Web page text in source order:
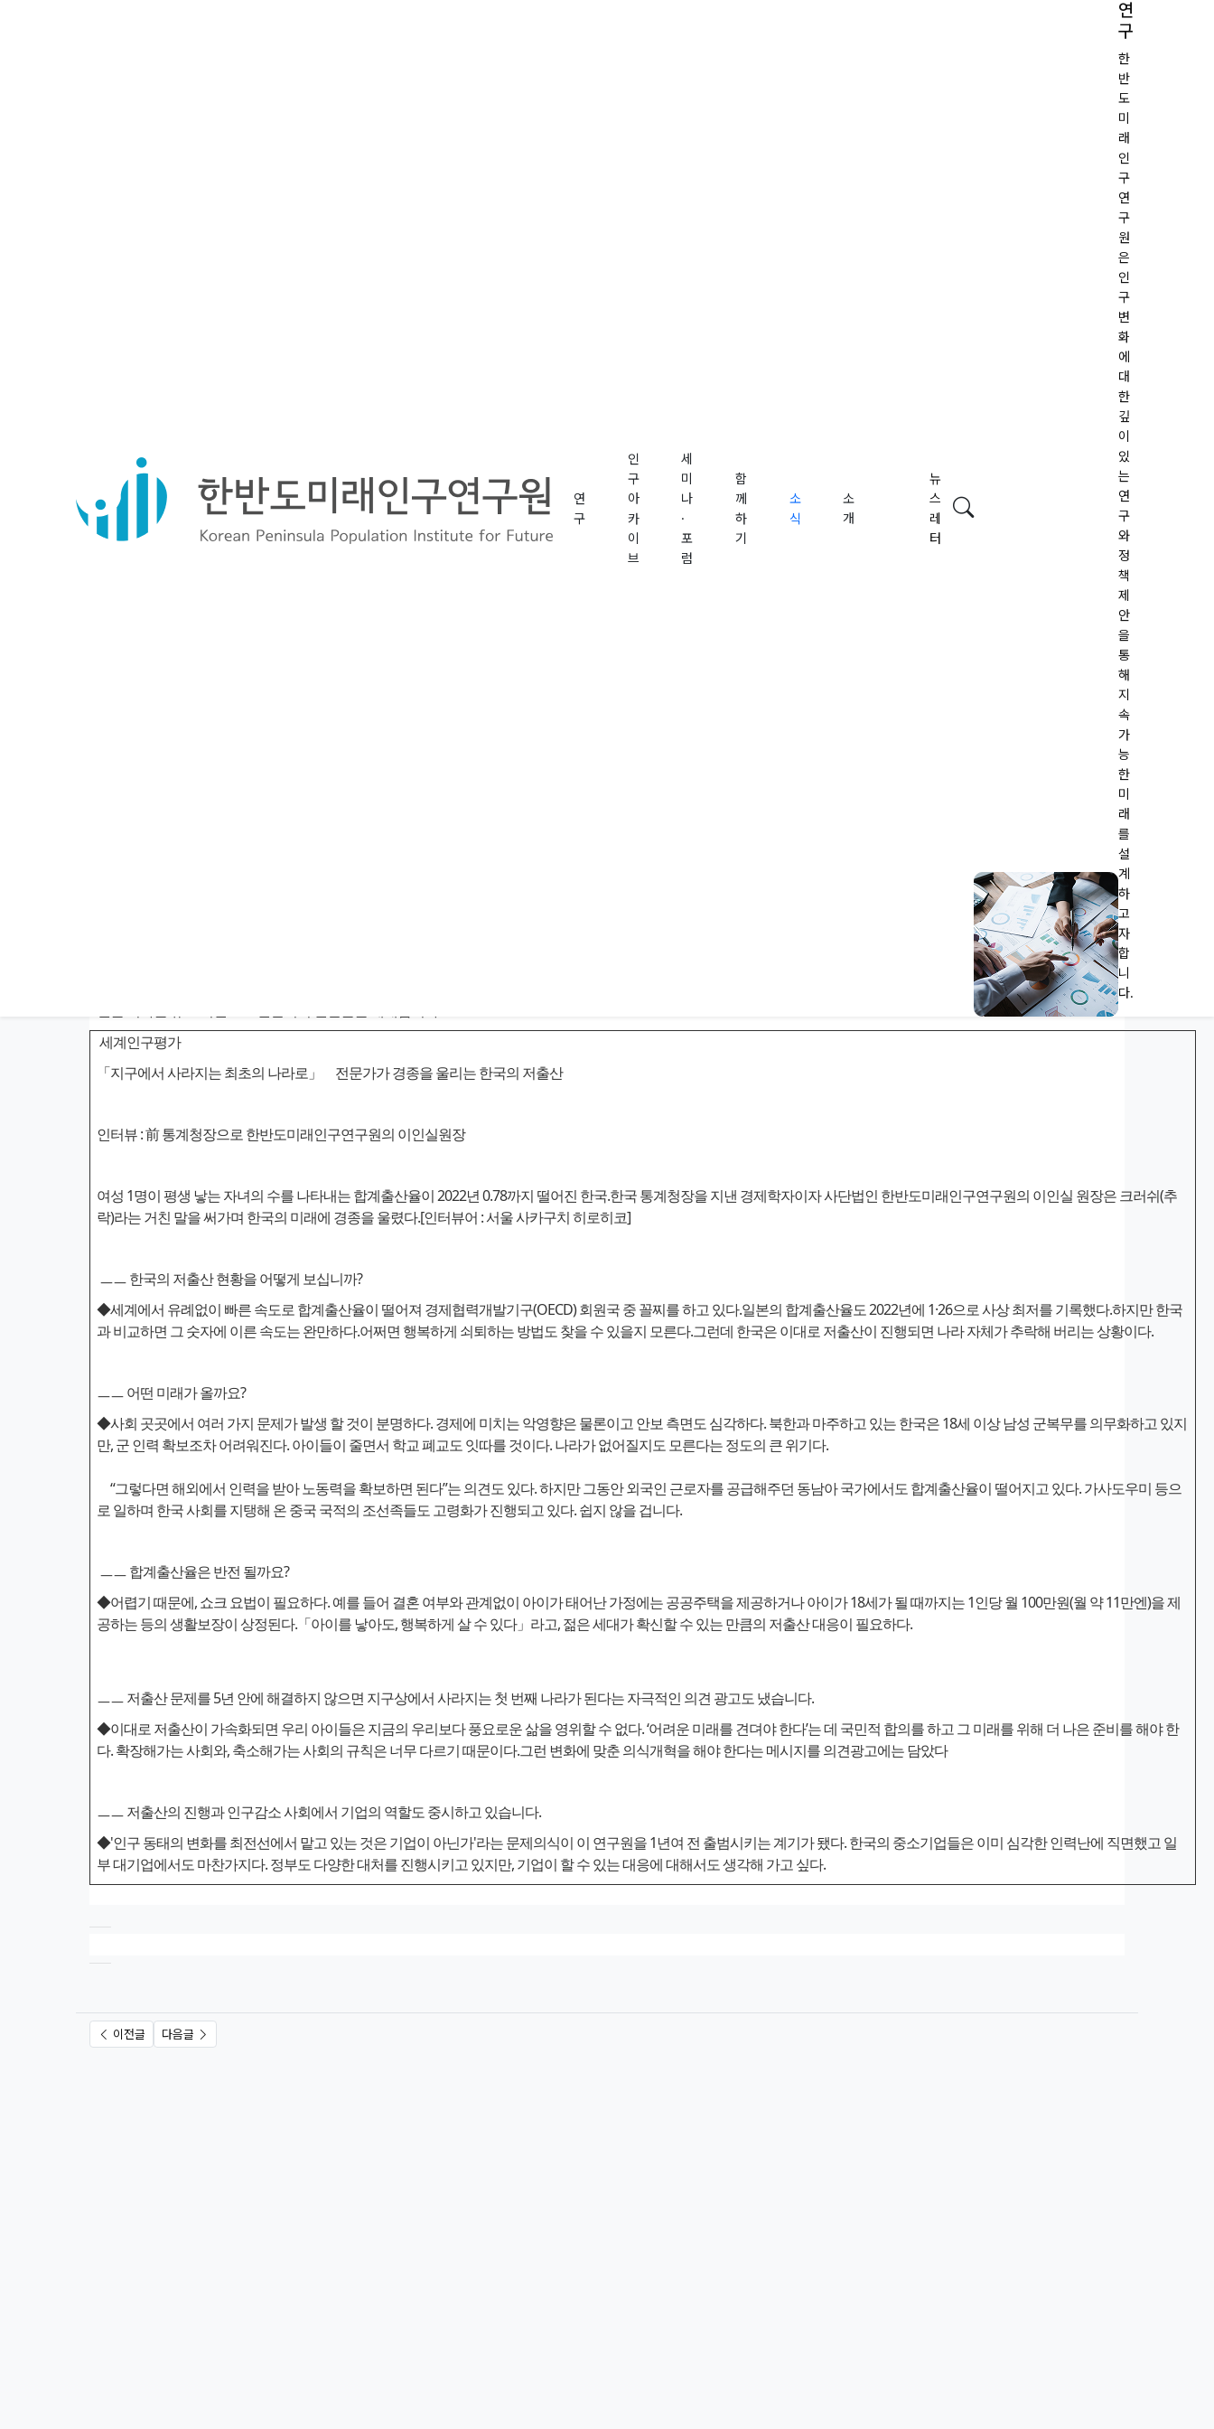
연
구
인
구
아
카
이
브
세
미
나
·
포
럼
함
께
하
기
소
식
소
개
뉴
스
레
터
연
구
한
반
도
미
래
인
구
연
구
원
은
인
구
변
화
에
대
한
깊
이
있
는
연
구
와
정
책
제
안
을
통
해
지
속
가
능
한
미
래
를
설
계
하
고
자
합
니
다.
2024.01.31
세계인구평가
「지구에서 사라지는 최초의 나라로」 전문가가 경종을 울리는 한국의 저출산
인터뷰 : 前 통계청장으로 한반도미래인구연구원의 이인실원장
여성 1명이 평생 낳는 자녀의 수를 나타내는 합계출산율이 2022년 0.78까지 떨어진 한국.한국 통계청장을 지낸 경제학자이자 사단법인 한반도미래인구연구원의 이인실 원장은 크러쉬(추
락)라는 거친 말을 써가며 한국의 미래에 경종을 울렸다.[인터뷰어 : 서울 사카구치 히로히코]
ㅡㅡ 한국의 저출산 현황을 어떻게 보십니까?
◆세계에서 유례없이 빠른 속도로 합계출산율이 떨어져 경제협력개발기구(OECD) 회원국 중 꼴찌를 하고 있다.일본의 합계출산율도 2022년에 1·26으로 사상 최저를 기록했다.하지만 한국
과 비교하면 그 숫자에 이른 속도는 완만하다.어쩌면 행복하게 쇠퇴하는 방법도 찾을 수 있을지 모른다.그런데 한국은 이대로 저출산이 진행되면 나라 자체가 추락해 버리는 상황이다.
ㅡㅡ 어떤 미래가 올까요?
◆사회 곳곳에서 여러 가지 문제가 발생 할 것이 분명하다. 경제에 미치는 악영향은 물론이고 안보 측면도 심각하다. 북한과 마주하고 있는 한국은 18세 이상 남성 군복무를 의무화하고 있지
만, 군 인력 확보조차 어려워진다. 아이들이 줄면서 학교 폐교도 잇따를 것이다. 나라가 없어질지도 모른다는 정도의 큰 위기다.
“그렇다면 해외에서 인력을 받아 노동력을 확보하면 된다”는 의견도 있다. 하지만 그동안 외국인 근로자를 공급해주던 동남아 국가에서도 합계출산율이 떨어지고 있다. 가사도우미 등으
로 일하며 한국 사회를 지탱해 온 중국 국적의 조선족들도 고령화가 진행되고 있다. 쉽지 않을 겁니다.
ㅡㅡ 합계출산율은 반전 될까요?
◆어렵기 때문에, 쇼크 요법이 필요하다. 예를 들어 결혼 여부와 관계없이 아이가 태어난 가정에는 공공주택을 제공하거나 아이가 18세가 될 때까지는 1인당 월 100만원(월 약 11만엔)을 제
공하는 등의 생활보장이 상정된다.「아이를 낳아도, 행복하게 살 수 있다」라고, 젊은 세대가 확신할 수 있는 만큼의 저출산 대응이 필요하다.
ㅡㅡ 저출산 문제를 5년 안에 해결하지 않으면 지구상에서 사라지는 첫 번째 나라가 된다는 자극적인 의견 광고도 냈습니다.
◆이대로 저출산이 가속화되면 우리 아이들은 지금의 우리보다 풍요로운 삶을 영위할 수 없다. ‘어려운 미래를 견뎌야 한다’는 데 국민적 합의를 하고 그 미래를 위해 더 나은 준비를 해야 한
다. 확장해가는 사회와, 축소해가는 사회의 규칙은 너무 다르기 때문이다.그런 변화에 맞춘 의식개혁을 해야 한다는 메시지를 의견광고에는 담았다
ㅡㅡ 저출산의 진행과 인구감소 사회에서 기업의 역할도 중시하고 있습니다.
◆'인구 동태의 변화를 최전선에서 맡고 있는 것은 기업이 아닌가'라는 문제의식이 이 연구원을 1년여 전 출범시키는 계기가 됐다. 한국의 중소기업들은 이미 심각한 인력난에 직면했고 일
부 대기업에서도 마찬가지다. 정부도 다양한 대처를 진행시키고 있지만, 기업이 할 수 있는 대응에 대해서도 생각해 가고 싶다.
이전글 다음글